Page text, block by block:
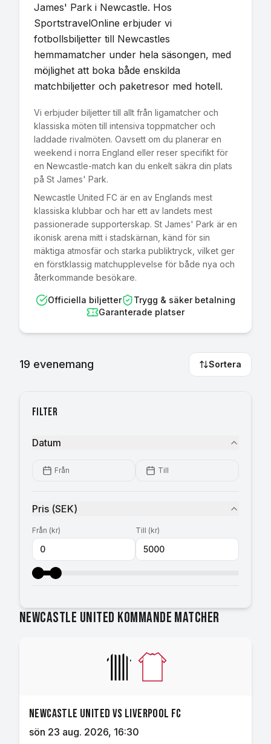
James' Park i Newcastle. Hos
SportstravelOnline erbjuder vi
fotbollsbiljetter till Newcastles
hemmamatcher under hela säsongen, med
möjlighet att boka både enskilda
matchbiljetter och paketresor med hotell.
Vi erbjuder biljetter till allt från ligamatcher och
klassiska möten till intensiva toppmatcher och
laddade rivalmöten. Oavsett om du planerar en
weekend i norra England eller reser specifikt för
en Newcastle-match kan du enkelt säkra din plats
på St James' Park.
Newcastle United FC är en av Englands mest
klassiska klubbar och har ett av landets mest
passionerade supporterskap. St James' Park är en
ikonisk arena mitt i stadskärnan, känd för sin
mäktiga atmosfär och starka publiktryck, vilket ger
en förstklassig matchupplevelse för både nya och
återkommande besökare.
Officiella biljetter
Trygg & säker betalning
Garanterade platser
19 evenemang Sortera
Filter
Datum
Från Till
Pris (SEK)
Från (kr) Till (kr)
Newcastle United kommande matcher
Newcastle United vs Liverpool FC
sön 23 aug. 2026, 16:30